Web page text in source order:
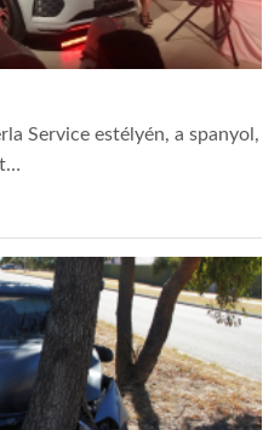
Service estélyén, a spanyol,